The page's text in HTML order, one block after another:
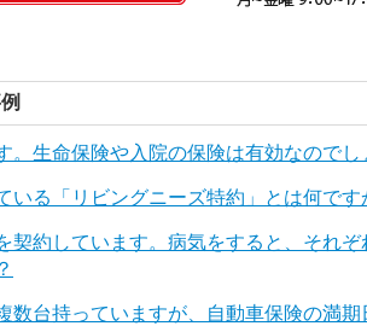
。生命保険や入院の保険は有効なのでし
いる「リビングニーズ特約」とは何です
契約しています。病気をすると、それ
数台持っていますが、自動車保険の満期